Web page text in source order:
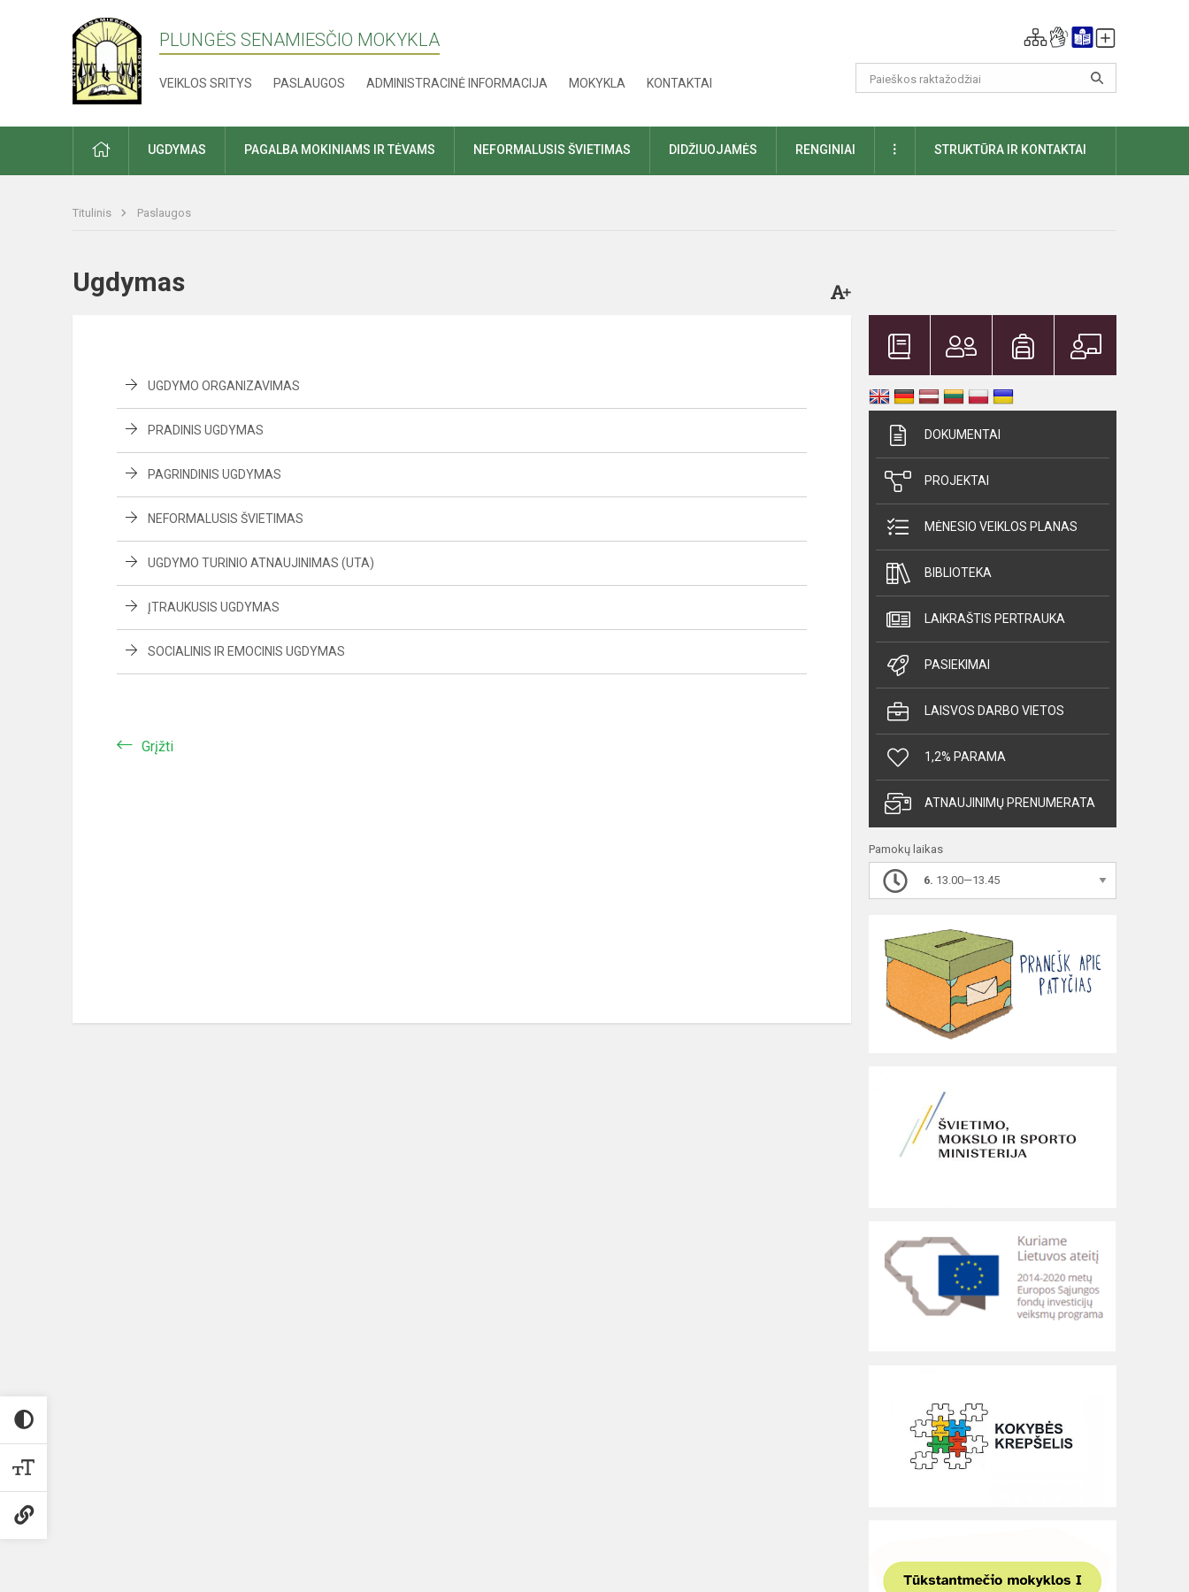
PLUNGĖS SENAMIESČIO MOKYKLA
VEIKLOS SRITYS PASLAUGOS ADMINISTRACINĖ INFORMACIJA MOKYKLA KONTAKTAI
PRADŽIAUGDYMAS PAGALBA MOKINIAMS IR TĖVAMS NEFORMALUSIS ŠVIETIMAS DIDŽIUOJAMĖS RENGINIAI DAUGIAUSTRUKTŪRA IR KONTAKTAI
Titulinis Paslaugos
Ugdymas
UGDYMO ORGANIZAVIMAS
PRADINIS UGDYMAS
PAGRINDINIS UGDYMAS
NEFORMALUSIS ŠVIETIMAS
UGDYMO TURINIO ATNAUJINIMAS (UTA)
ĮTRAUKUSIS UGDYMAS
SOCIALINIS IR EMOCINIS UGDYMAS
Grįžti
DOKUMENTAI
PROJEKTAI
MĖNESIO VEIKLOS PLANAS
BIBLIOTEKA
LAIKRAŠTIS PERTRAUKA
PASIEKIMAI
LAISVOS DARBO VIETOS
1,2% PARAMA
ATNAUJINIMŲ PRENUMERATA
Pamokų laikas
6. 13.00—13.45